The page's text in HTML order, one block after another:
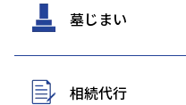
墓じまい
相続代行